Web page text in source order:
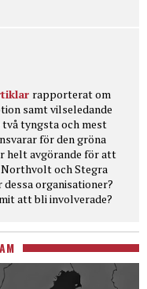
rapporterat om
samt vilseledande
tyngsta och mest
för den gröna
helt avgörande för att
och Stegra
organisationer?
att bli involverade?